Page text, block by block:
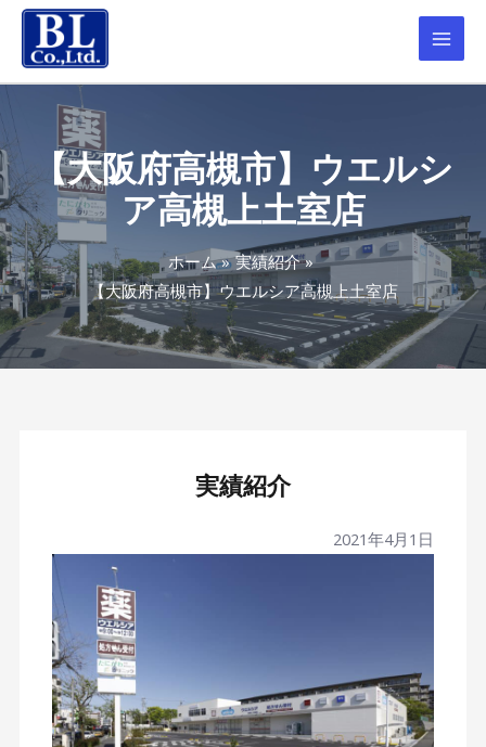
【大阪府高槻市】ウエルシ
ア高槻上土室店
ホーム
実績紹介
【大阪府高槻市】ウエルシア高槻上土室店
実績紹介
2021年4月1日